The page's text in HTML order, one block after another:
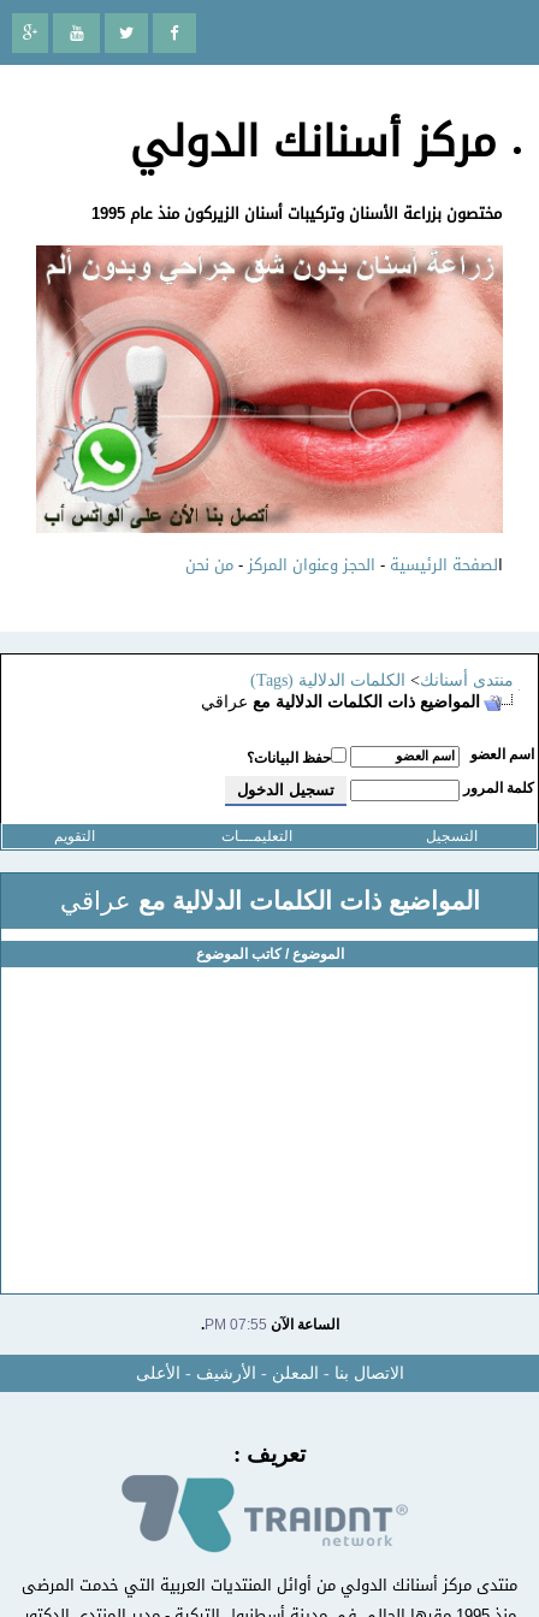
مركز أسنانك الدولي
مختصون بزراعة الأسنان وتركيبات أسنان الزيركون منذ عام 1995
لصفحة الرئيسية-الحجز وعنوان المركز-من نحن
منتدى أسنانك>الكلمات الدلالية (Tags)
المواضيع ذات الكلمات الدلالية مع عراقي
اسم العضو
حفظ البيانات؟
كلمة المرور
التسجيل التعليمـــات التقويم
المواضيع ذات الكلمات الدلالية مع عراقي
الموضوع / كاتب الموضوع
الساعة الآن07:55 PM
.
الاتصال بنا-المعلن-الأرشيف -الأعلى
تعريف :
منتدى مركز أسنانك الدولي من أوائل المنتديات العربية التي خدمت المرضى